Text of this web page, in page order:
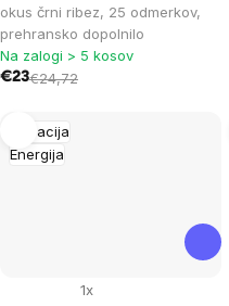
okus črni ribez, 25 odmerkov,
prehransko dopolnilo
Na zalogi > 5 kosov
€23€24,72
Hidracija
Energija
1x